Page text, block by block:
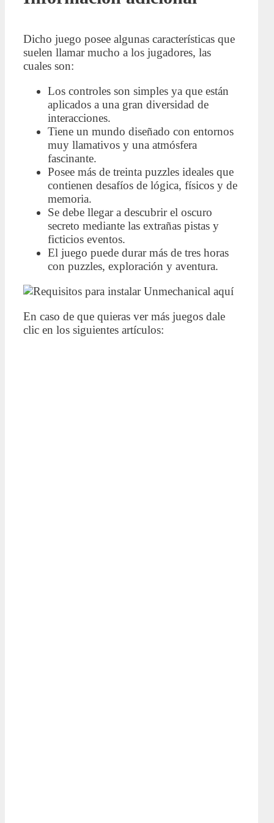
Dicho juego posee algunas características que
suelen llamar mucho a los jugadores, las
cuales son:
Los controles son simples ya que están
aplicados a una gran diversidad de
interacciones.
Tiene un mundo diseñado con entornos
muy llamativos y una atmósfera
fascinante.
Posee más de treinta puzzles ideales que
contienen desafíos de lógica, físicos y de
memoria.
Se debe llegar a descubrir el oscuro
secreto mediante las extrañas pistas y
ficticios eventos.
El juego puede durar más de tres horas
con puzzles, exploración y aventura.
En caso de que quieras ver más juegos dale
clic en los siguientes artículos: